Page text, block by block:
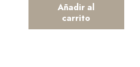
Añadir al
carrito